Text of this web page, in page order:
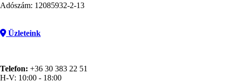
Adószám: 12085932-2-13
Üzleteink
Telefon: +36 30 383 22 51
H-V: 10:00 - 18:00